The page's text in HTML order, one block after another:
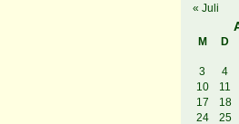
« Juli
M D
3
4
10
11
17
18
24
25